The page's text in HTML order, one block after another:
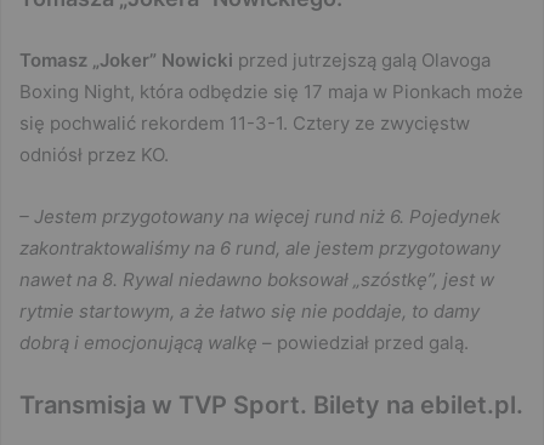
Tomasz „Joker” Nowicki przed jutrzejszą galą Olavoga
Boxing Night, która odbędzie się 17 maja w Pionkach może
się pochwalić rekordem 11-3-1. Cztery ze zwycięstw
odniósł przez KO.
– Jestem przygotowany na więcej rund niż 6. Pojedynek
zakontraktowaliśmy na 6 rund, ale jestem przygotowany
nawet na 8. Rywal niedawno boksował „szóstkę”, jest w
rytmie startowym, a że łatwo się nie poddaje, to damy
dobrą i emocjonującą walkę – powiedział przed galą.
Transmisja w TVP Sport. Bilety na ebilet.pl.